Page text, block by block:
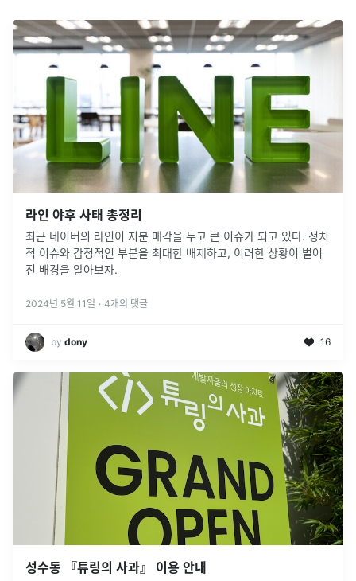
라인 야후 사태 총정리
최근 네이버의 라인이 지분 매각을 두고 큰 이슈가 되고 있다. 정치
적 이슈와 감정적인 부분을 최대한 배제하고, 이러한 상황이 벌어
진 배경을 알아보자.
2024년 5월 11일 · 4개의 댓글
by dony 16
성수동 『튜링의 사과』 이용 안내